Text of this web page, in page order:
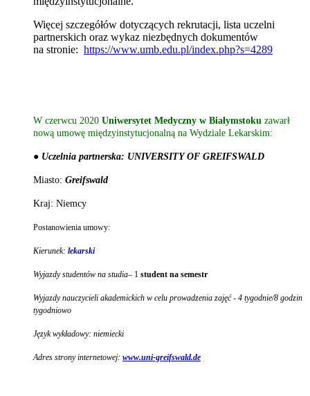
Więcej szczegółów dotyczących rekrutacji, lista uczelni
partnerskich oraz wykaz niezbędnych dokumentów
na stronie: https://www.umb.edu.pl/index.php?s=4289
W czerwcu 2020 Uniwersytet Medyczny w Białymstoku zawarł
nową umowę międzyinstytucjonalną na Wydziale Lekarskim:
● Uczelnia partnerska: UNIVERSITY OF GREIFSWALD
Miasto: Greifswald
Kraj: Niemcy
Postanowienia umowy:
Kierunek: lekarski
Wyjazdy studentów na studia– 1 student na semestr
Wyjazdy nauczycieli akademickich w celu prowadzenia zajęć - 4 tygodnie/8 godzin
tygodniowo
Język wykładowy: niemiecki
Adres strony internetowej: www.uni-greifswald.de